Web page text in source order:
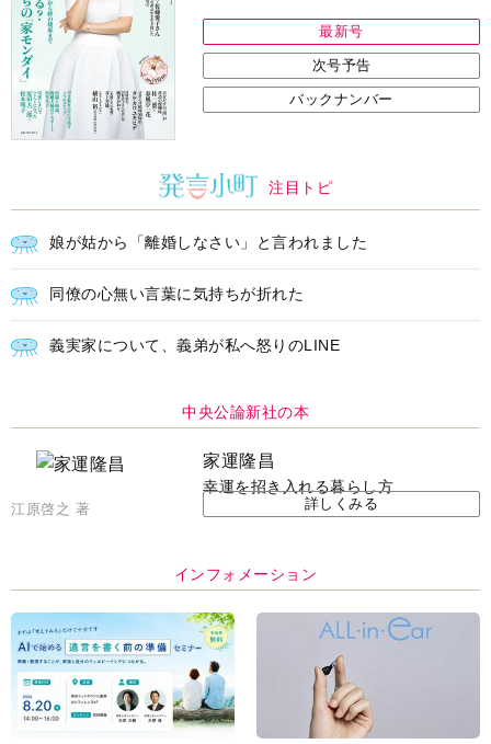
最新号
次号予告
バックナンバー
注目トピ
娘が姑から「離婚しなさい」と言われました
同僚の心無い言葉に気持ちが折れた
義実家について、義弟が私へ怒りのLINE
中央公論新社の本
家運隆昌
幸運を招き入れる暮らし方
江原啓之 著 詳しくみる
インフォメーション